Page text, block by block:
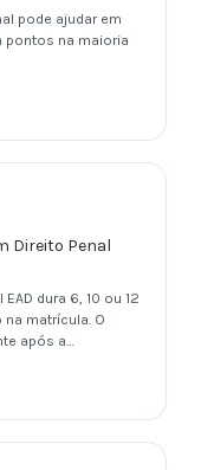
pode ajudar em
pontos na maioria
Direito Penal
dura 6, 10 ou 12
matrícula. O
após a…